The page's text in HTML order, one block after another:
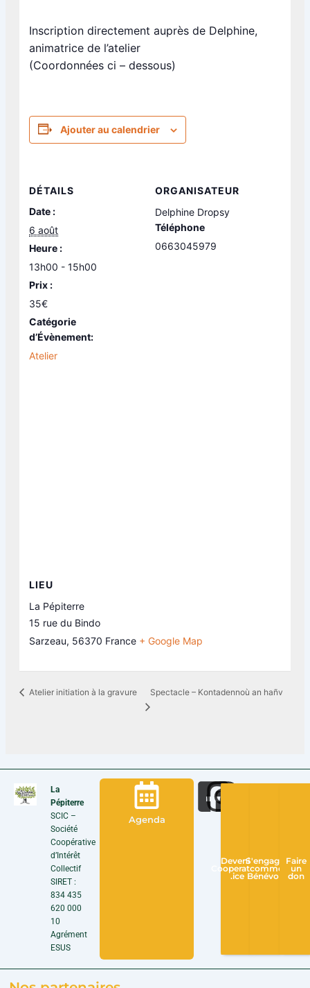
Inscription directement auprès de Delphine,
animatrice de l’atelier
(Coordonnées ci – dessous)
Ajouter au calendrier
DÉTAILS
Date :
6 août
Heure :
13h00 - 15h00
Prix :
35€
Catégorie
d’Évènement:
Atelier
ORGANISATEUR
Delphine Dropsy
Téléphone
0663045979
LIEU
La Pépiterre
15 rue du Bindo
Sarzeau, 56370 France + Google Map
Atelier initiation à la gravure Spectacle – Kontadennoù an hañv
La
Pépiterre
SCIC –
Société
Coopérative
d’Intérêt
Collectif
SIRET :
834 435
620 000
10
Agrément
ESUS
Agenda
Devenir
Cooperateur
.ice
S'engager
comme
Bénévole
Faire
un
don